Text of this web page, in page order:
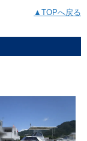
▲TOPへ戻る